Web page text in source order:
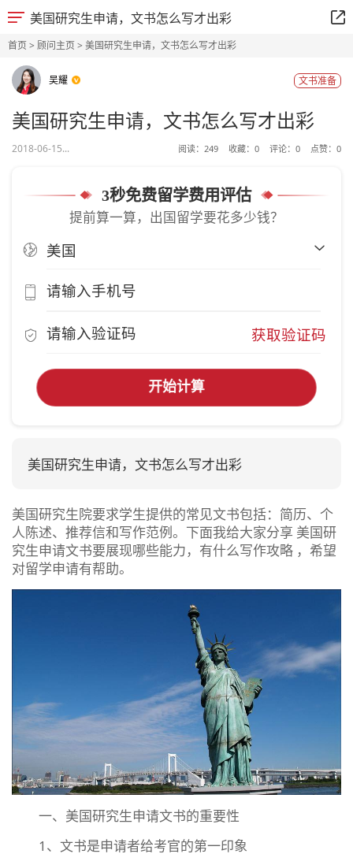
美国研究生申请，文书怎么写才出彩
首页> 顾问主页> 美国研究生申请，文书怎么写才出彩
吴耀 文书准备
美国研究生申请，文书怎么写才出彩
2018-06-15... 阅读： 249 收藏： 0 评论： 0 点赞： 0
3秒免费留学费用评估
提前算一算，出国留学要花多少钱？
获取验证码
开始计算
美国研究生申请，文书怎么写才出彩
美国研究生院要求学生提供的常见文书包括：简历、个
人陈述、推荐信和写作范例。下面我给大家分享 美国研
究生申请文书要展现哪些能力，有什么写作攻略 ，希望
对留学申请有帮助。
一、美国研究生申请文书的重要性
1、文书是申请者给考官的第一印象